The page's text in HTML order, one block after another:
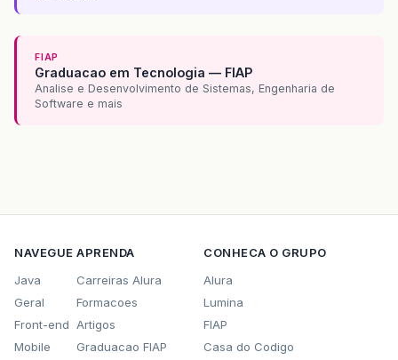
FIAP
Graduacao em Tecnologia — FIAP
Analise e Desenvolvimento de Sistemas, Engenharia de
Software e mais
NAVEGUE
Java
Geral
Front-end
Mobile
APRENDA
Carreiras Alura
Formacoes
Artigos
Graduacao FIAP
CONHECA O GRUPO
Alura
Lumina
FIAP
Casa do Codigo